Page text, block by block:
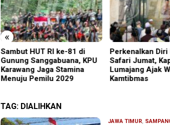
«
Sambut HUT RI ke-81 di
Gunung Sanggabuana, KPU
Karawang Jaga Stamina
Menuju Pemilu 2029
Perkenalkan Diri
Safari Jumat,
Lumajang Ajak
Kamtibmas
TAG: DIALIHKAN
JAWA TIMUR,